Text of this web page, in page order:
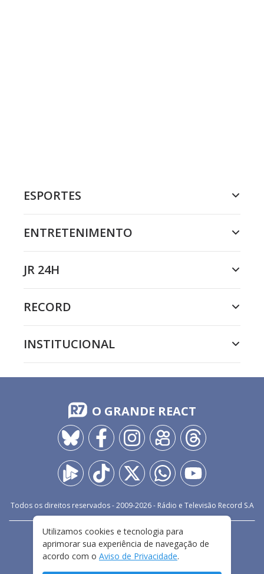
ESPORTES
ENTRETENIMENTO
JR 24H
RECORD
INSTITUCIONAL
O GRANDE REACT
Todos os direitos reservados - 2009-2026- Rádio e Televisão Record S.A
FALE CONOSCO
PRIVACIDADE
TERMOS E CONDIÇÕES DE USO
Utilizamos cookies e tecnologia para
aprimorar sua experiência de navegação de
acordo com o Aviso de Privacidade.